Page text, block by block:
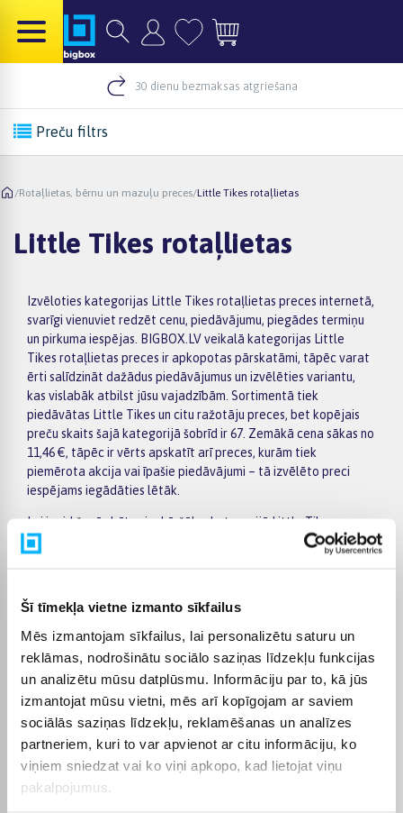
Šī tīmekļa vietne izmanto sīkfailus
Mēs izmantojam sīkfailus, lai personalizētu saturu un
reklāmas, nodrošinātu sociālo saziņas līdzekļu funkcijas
un analizētu mūsu datplūsmu. Informāciju par to, kā jūs
izmantojat mūsu vietni, mēs arī kopīgojam ar saviem
sociālās saziņas līdzekļu, reklamēšanas un analīzes
partneriem, kuri to var apvienot ar citu informāciju, ko
viņiem sniedzat vai ko viņi apkopo, kad lietojat viņu
pakalpojumus.
30 dienu bezmaksas atgriešana
Preču filtrs
/Rotaļlietas, bērnu un mazuļu preces/Little Tikes rotaļlietas
Little Tikes rotaļlietas
Izvēloties kategorijas Little Tikes rotaļlietas preces internetā,
svarīgi vienuviet redzēt cenu, piedāvājumu, piegādes termiņu
un pirkuma iespējas. BIGBOX.LV veikalā kategorijas Little
Tikes rotaļlietas preces ir apkopotas pārskatāmi, tāpēc varat
ērti salīdzināt dažādus piedāvājumus un izvēlēties variantu,
kas vislabāk atbilst jūsu vajadzībām. Sortimentā tiek
piedāvātas Little Tikes un citu ražotāju preces, bet kopējais
preču skaits šajā kategorijā šobrīd ir 67. Zemākā cena sākas no
11,46 €, tāpēc ir vērts apskatīt arī preces, kurām tiek
piemērota akcija vai īpašie piedāvājumi – tā izvēlēto preci
iespējams iegādāties lētāk.
Lai iepirkšanās būtu vienkāršāka, kategorijā Little Tikes
rotaļlietas varat izmantot filtrus un ātri atlasīt preces pēc
ražotāja, cenas, īpašībām vai citiem aktuāliem kritērijiem.
savukārt konkrētās preces lapā pieejama detalizētāka
informācija par parametriem, apmaksu, piegādi un citiem
pirkuma nosacījumiem. Tas palīdz mierīgi salīdzināt vairākus
variantus, izvērtēt to priekšrocības un ērti pasūtīt izvēlēto
preci internetā.
BIGBOX.LV piedāvā iespēju par pirkumu norēķināties 6
vienādos maksājumos, tāpēc lielākus pirkumus iespējams
plānot ērtāk, sadalot maksājumu vairākās daļās. Pasūtījumi
tiek piegādāti visā Latvijā: piegāde uz pakomātiem maksā no
2,99 €, bet pasūtījumiem virs 499 € piegāde uz pakomātu ir bez
maksas. Kurjera piegādes cena sākas no 3,99 €. Precīzu